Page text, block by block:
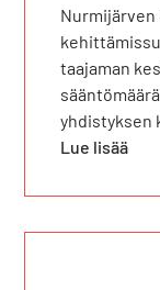
Nurmijärven
taajaman
yhdistyksen
Lue lisää